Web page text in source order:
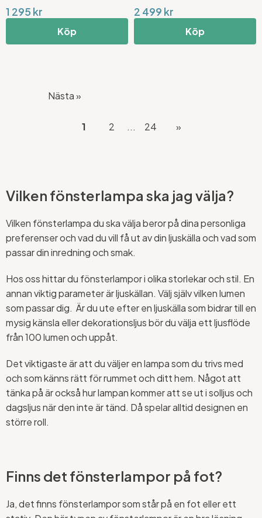
1 295 kr
Köp
2 499 kr
Köp
Nästa »
1 2 ... 24 »
Vilken fönsterlampa ska jag välja?
Vilken fönsterlampa du ska välja beror på dina personliga
preferenser och vad du vill få ut av din ljuskälla och vad som
passar din inredning och smak.
Hos oss hittar du fönsterlampor i olika storlekar och stil. En
annan viktig parameter är ljuskällan. Välj själv vilken lumen
som passar dig. Är du ute efter en ljuskälla som bidrar till en
mysig känsla eller dekorationsljus bör du välja ett ljusflöde
från 100 lumen och uppåt.
Det viktigaste är att du väljer en lampa som du trivs med
och som känns rätt för rummet och ditt hem. Något att
tänka på är också hur lampan kommer att se ut i solljus och
dagsljus när den inte är tänd. Då spelar alltid designen en
större roll.
Finns det fönsterlampor på fot?
Ja, det finns fönsterlampor som står på en fot eller ett